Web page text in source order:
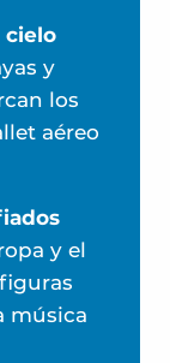
cielo
y
los
aéreo
y el
música